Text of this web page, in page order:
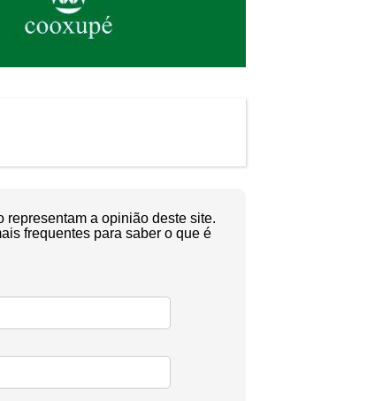
a opinião deste site.
frequentes para saber o que é